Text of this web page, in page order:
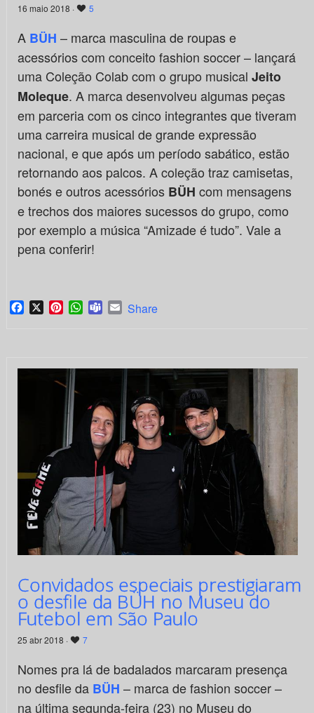
16 maio 2018 · 5
A BÜH – marca masculina de roupas e
acessórios com conceito fashion soccer – lançará
uma Coleção Colab com o grupo musical Jeito
Moleque. A marca desenvolveu algumas peças
em parceria com os cinco integrantes que tiveram
uma carreira musical de grande expressão
nacional, e que após um período sabático, estão
retornando aos palcos. A coleção traz camisetas,
bonés e outros acessórios BÜH com mensagens
e trechos dos maiores sucessos do grupo, como
por exemplo a música “Amizade é tudo”. Vale a
pena conferir!
Facebook
X PinterestWhatsApp
TeamsEmail
Share
Convidados especiais prestigiaram
o desfile da BÜH no Museu do
Futebol em São Paulo
25 abr 2018 · 7
Nomes pra lá de badalados marcaram presença
no desfile da BÜH – marca de fashion soccer –
na última segunda-feira (23) no Museu do